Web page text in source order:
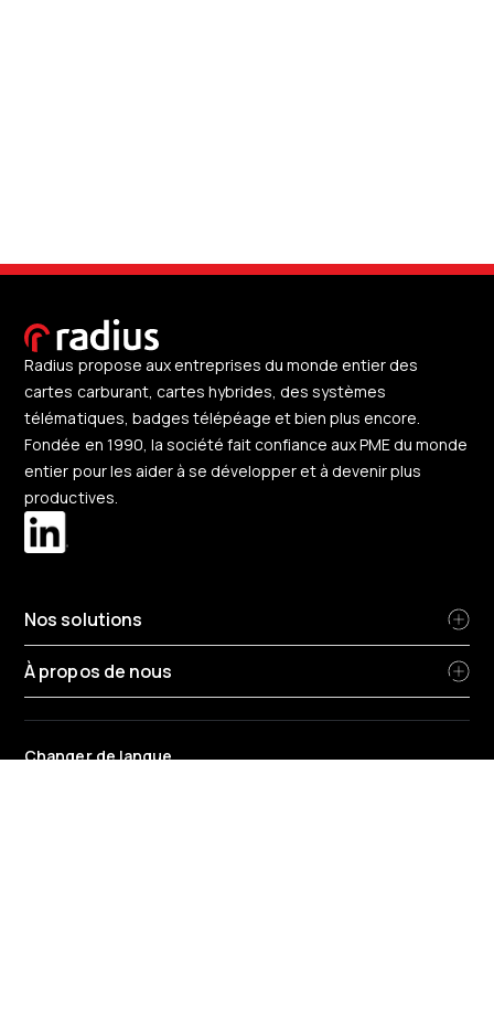
Radius propose aux entreprises du monde entier des
cartes carburant, cartes hybrides, des systèmes
télématiques, badges télépéage et bien plus encore.
Fondée en 1990, la société fait confiance aux PME du monde
entier pour les aider à se développer et à devenir plus
productives.
Nos solutions
À propos de nous
Changer de langue